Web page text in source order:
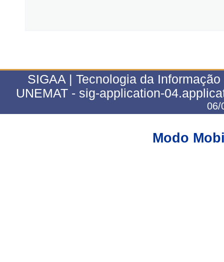
SIGAA | Tecnologia da
UNEMAT - sig-application-
06/
Modo